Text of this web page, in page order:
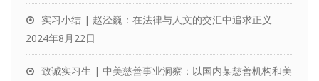
实习小结 | 赵泾巍：在法律与人文的交汇中追求正义
2024年8月22日
致诚实习生 | 中美慈善事业洞察：以国内某慈善机构和美